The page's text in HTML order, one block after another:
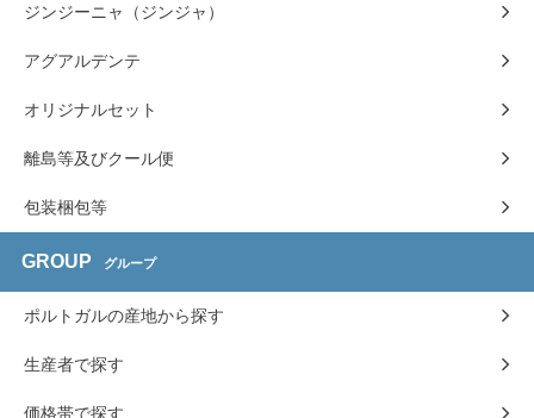
ジンジーニャ（ジンジャ）
アグアルデンテ
オリジナルセット
離島等及びクール便
包装梱包等
GROUP グループ
ポルトガルの産地から探す
生産者で探す
価格帯で探す